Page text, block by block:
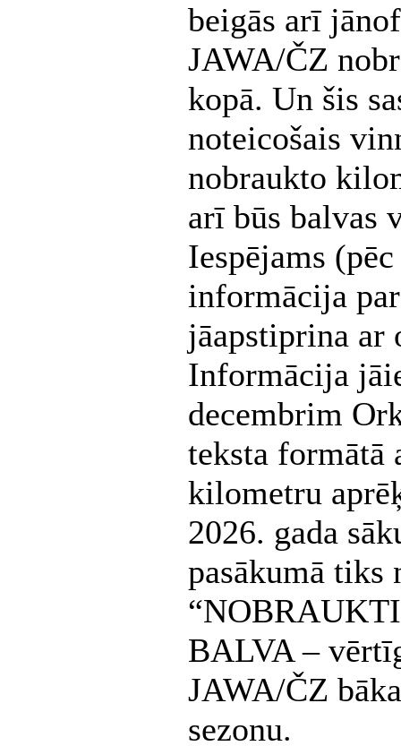
beigās arī
JAWA/ČZ
kopā. Un šis
noteicošais
nobraukto
arī būs balvas
Iespējams
informācija
jāapstiprina ar
Informācija
decembrim
teksta formātā
kilometru
2026. gada
pasākumā tiks
BALVA –
JAWA/ČZ
sezonu.